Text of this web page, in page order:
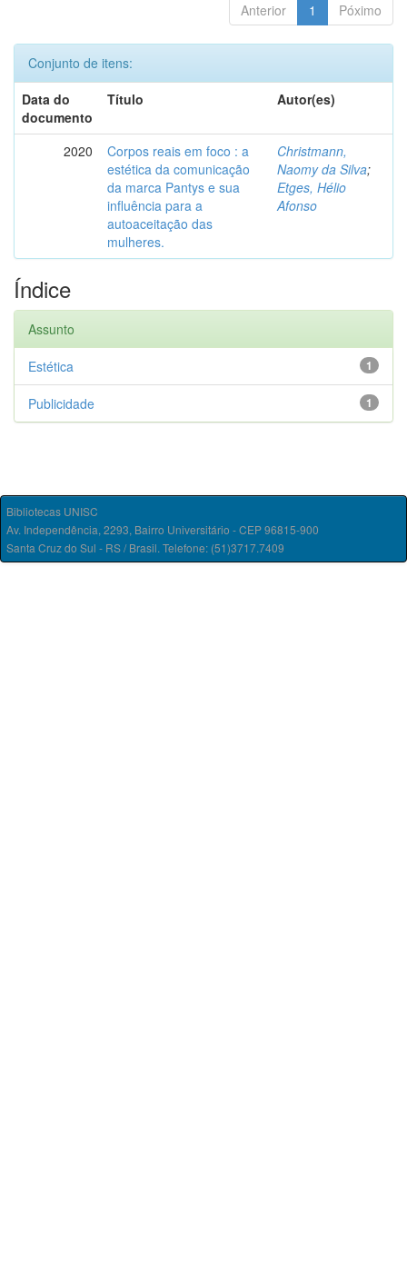
Anterior 1 Póximo
Conjunto de itens:
Data do
documento
Título Autor(es)
2020
Corpos reais em foco : a
estética da comunicação
da marca Pantys e sua
influência para a
autoaceitação das
mulheres.
Christmann,
Naomy da Silva;
Etges, Hélio
Afonso
Índice
Assunto
1
Estética
1
Publicidade
Bibliotecas UNISC
Av. Independência, 2293, Bairro Universitário - CEP 96815-900
Santa Cruz do Sul - RS / Brasil. Telefone: (51)3717.7409